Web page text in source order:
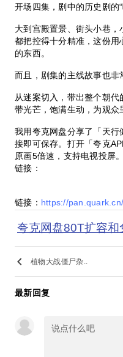
开场四集，剧中的历史剧的
大到宫殿置景、街头小巷
都把控得十分精准，这份
的东西。
而且，剧集的主线故事也非
从迷案切入，带出整个朝
带光芒，饱满生动，为观众
我用夸克网盘分享了「天
接即可保存。打开「夸克
原画5倍速，支持电视投屏。
链接：
链接： https://
夸克网盘80T扩容
keyboard_arrow_left 植物大战僵尸杂..
最新回复